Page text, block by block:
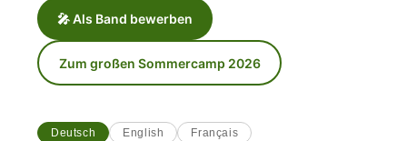
🎤 Als Band bewerben
Zum großen Sommercamp 2026
Deutsch English Français